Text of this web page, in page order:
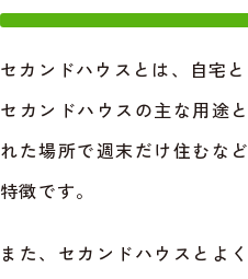
セカンドハウスとは、自宅
セカンドハウスの主な用途
れた場所で週末だけ住むな
特徴です。
また、セカンドハウスとよ